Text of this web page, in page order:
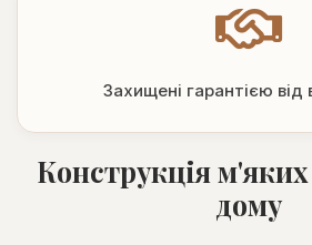
Захищені гарантією від
Конструкція
дому